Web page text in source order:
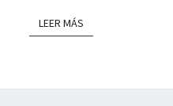
LEER MÁS